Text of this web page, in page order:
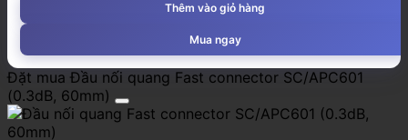
Thêm vào giỏ hàng
Mua ngay
Đặt mua Đầu nối quang Fast connector SC/APC601
(0.3dB, 60mm)